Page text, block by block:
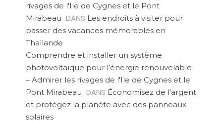
rivages de l'Ile de Cygnes et le Pont
Mirabeau DANS Les endroits à visiter pour
passer des vacances mémorables en
Thaïlande
Comprendre et installer un système
photovoltaïque pour l’énergie renouvelable
– Admirer les rivages de l'Ile de Cygnes et le
Pont Mirabeau DANS Économisez de l’argent
et protégez la planète avec des panneaux
solaires